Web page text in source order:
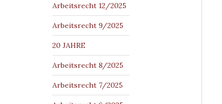
Arbeitsrecht 12/2025
Arbeitsrecht 9/2025
20 JAHRE
Arbeitsrecht 8/2025
Arbeitsrecht 7/2025